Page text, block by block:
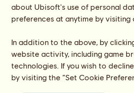
about Ubisoft's use of personal
preferences at anytime by
In addition to the above, by
website activity, including game
technologies. If you wish to
by visiting the “Set Cookie